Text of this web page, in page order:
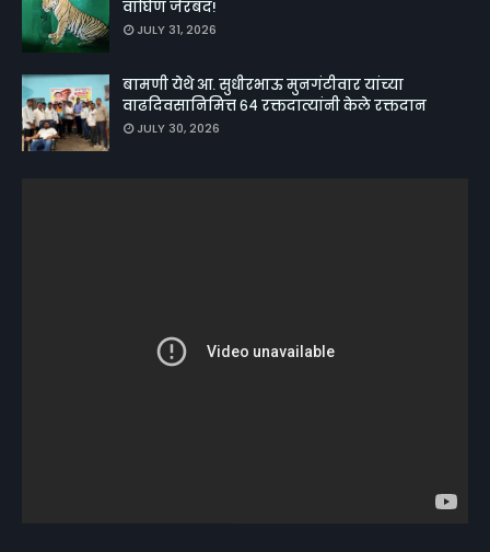
वाघिण जेरबंद!
JULY 31, 2026
बामणी येथे आ. सुधीरभाऊ मुनगंटीवार यांच्या
वाढदिवसानिमित्त ६४ रक्तदात्यांनी केले रक्तदान
JULY 30, 2026